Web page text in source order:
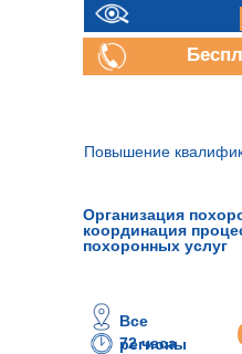
Организация
координация
похоронных услуг
72 часа
Все
регионы
Повышение